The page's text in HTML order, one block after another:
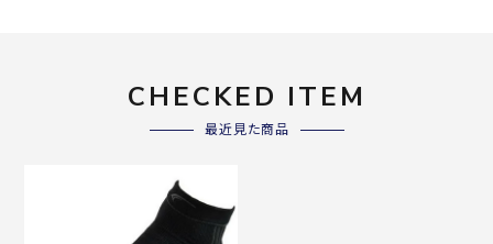
CHECKED ITEM
最近見た商品